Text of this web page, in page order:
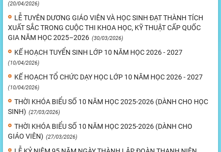
(20/04/2026)
LỄ TUYÊN DƯƠNG GIÁO VIÊN VÀ HỌC SINH ĐẠT THÀNH TÍCH
XUẤT SẮC TRONG CUỘC THI KHOA HỌC, KỸ THUẬT CẤP QUỐC
GIA NĂM HỌC 2025–2026 (30/03/2026)
KẾ HOẠCH TUYỂN SINH LỚP 10 NĂM HỌC 2026 - 2027
(10/04/2026)
KẾ HOẠCH TỔ CHỨC DẠY HỌC LỚP 10 NĂM HỌC 2026 - 2027
(10/04/2026)
THỜI KHÓA BIỂU SỐ 10 NĂM HỌC 2025-2026 (DÀNH CHO HỌC
SINH) (27/03/2026)
THỜI KHÓA BIỂU SỐ 10 NĂM HỌC 2025-2026 (DÀNH CHO
GIÁO VIÊN) (27/03/2026)